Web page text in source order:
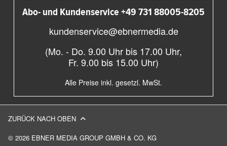
Abo- und Kundenservice +49 731 88005-8205
kundenservice@ebnermedia.de
(Mo. - Do. 9.00 Uhr bis 17.00 Uhr,
Fr. 9.00 bis 15.00 Uhr)
Alle Preise inkl. gesetzl. MwSt.
© 2026 EBNER MEDIA GROUP GMBH & CO. KG
ZURÜCK NACH OBEN